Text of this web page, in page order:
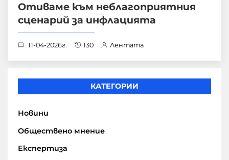
Отиваме към неблагоприятния
сценарий за инфлацията
11-04-2026г. 130 Лентата
КАТЕГОРИИ
Новини
Обществено мнение
Експертиза